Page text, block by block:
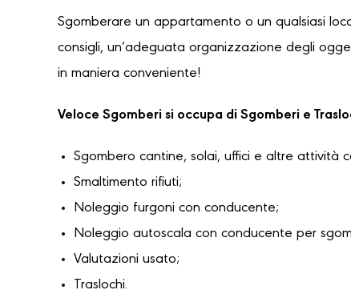
Sgomberare un appartamento o un qualsiasi
consigli, un’adeguata organizzazione degli
in maniera conveniente!
Veloce Sgomberi si occupa di Sgomberi e
Sgombero cantine, solai, uffici e altre attività
Smaltimento rifiuti;
Noleggio furgoni con conducente;
Noleggio autoscala con conducente per
Valutazioni usato;
Traslochi.